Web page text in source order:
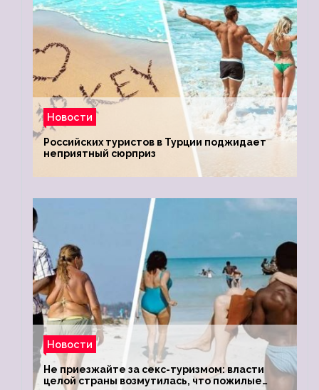
Новости
Российских туристов в Турции поджидает
неприятный сюрприз
Новости
Не приезжайте за секс-туризмом: власти
целой страны возмутилась, что пожилые